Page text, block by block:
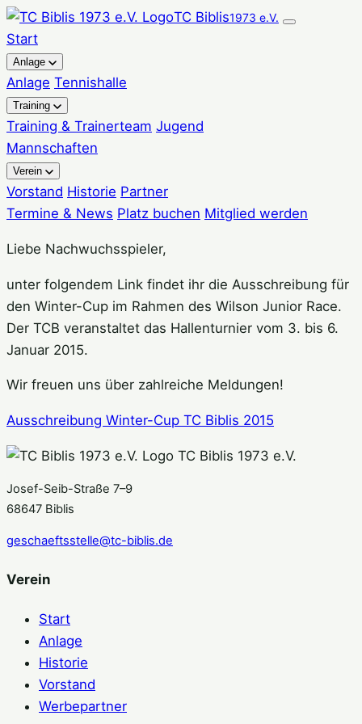
Zum
Inhalt
springen
TC Biblis1973 e.V.
Start
Anlage
Anlage Tennishalle
Training
Training & Trainerteam Jugend
Mannschaften
Verein
Vorstand Historie Partner
Termine & News Platz buchen Mitglied werden
Liebe Nachwuchsspieler,
unter folgendem Link findet ihr die Ausschreibung für
den Winter-Cup im Rahmen des Wilson Junior Race.
Der TCB veranstaltet das Hallenturnier vom 3. bis 6.
Januar 2015.
Wir freuen uns über zahlreiche Meldungen!
Ausschreibung Winter-Cup TC Biblis 2015
TC Biblis 1973 e.V.
Josef-Seib-Straße 7–9
68647 Biblis
geschaeftsstelle@tc-biblis.de
Verein
Start
Anlage
Historie
Vorstand
Werbepartner